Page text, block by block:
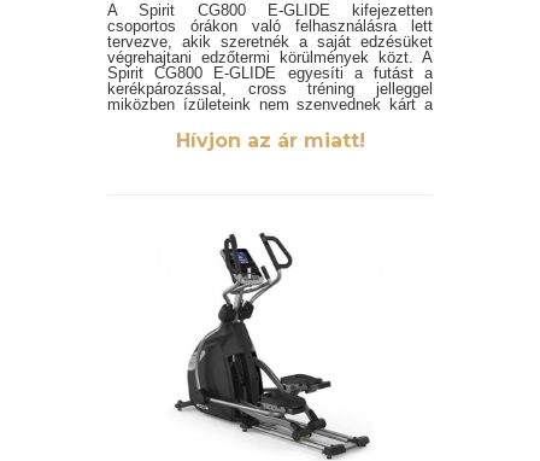
A Spirit CG800 E-GLIDE kifejezetten
csoportos órákon való felhasználásra lett
tervezve, akik szeretnék a saját edzésüket
végrehajtani edzőtermi körülmények közt. A
Spirit CG800 E-GLIDE egyesíti a futást a
kerékpározással, cross tréning jelleggel
miközben ízületeink nem szenvednek kárt a
rendszer, az optimális súlyú fogantyúk, a
kényelmes pedálok, és az optimális
fordulatszámot elkezdenek „lebegni” és
megtapasztalhatják az egyik
legegyenletesebb és leggördülékenyebb
Hívjon az ár miatt!